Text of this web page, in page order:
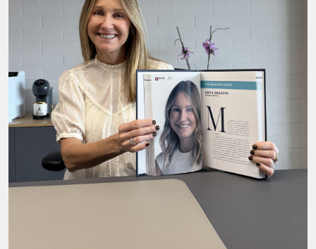
impacto positivo. Por eso, este encuentro se convirtió en
un momento para reconectar con nuestro propósito y
fortalecer el sentido de pertenencia que nos une.
Gracias a cada persona que, con su entrega y convicción,
da vida a esta historia que hoy impacta positivamente
miles de vidas. Porque cuando decimosBrinsa es Mía
hablamos de una cultura que se vive, se siente y se
construye todos los días.